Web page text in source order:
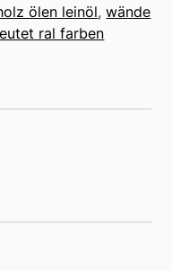
ölen leinöl,wände
ral farben